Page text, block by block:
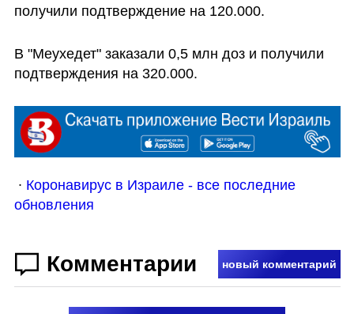
получили подтверждение на 120.000.
В "Меухедет" заказали 0,5 млн доз и получили
подтверждения на 320.000.
∙ Коронавирус в Израиле - все последние
обновления
Комментарии новый комментарий